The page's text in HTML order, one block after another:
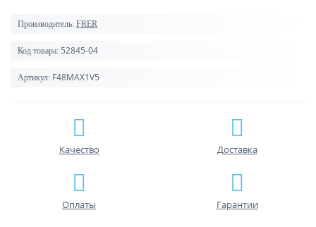
Производитель: FRER
Код товара: 52845-04
Артикул: F48MAX1V5
Качество Доставка
Оплаты Гарантии